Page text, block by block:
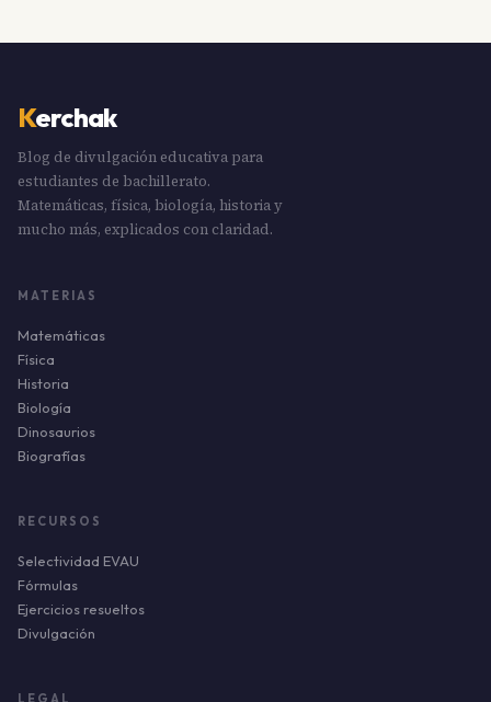
Kerchak
Blog de divulgación educativa para
estudiantes de bachillerato.
Matemáticas, física, biología, historia y
mucho más, explicados con claridad.
MATERIAS
Matemáticas
Física
Historia
Biología
Dinosaurios
Biografías
RECURSOS
Selectividad EVAU
Fórmulas
Ejercicios resueltos
Divulgación